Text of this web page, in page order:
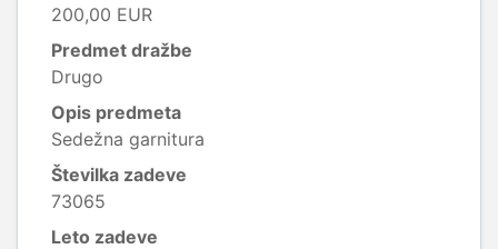
200,00 EUR
Predmet dražbe
Drugo
Opis predmeta
Sedežna garnitura
Številka zadeve
73065
Leto zadeve